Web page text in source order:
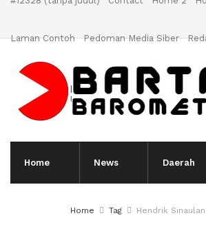
Laman Contoh Pedoman Media Siber
Home News Daerah
Home Tag Hendrik Sinaulan